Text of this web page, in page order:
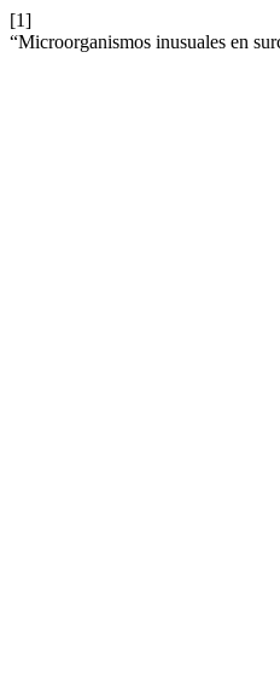
[1]
“Microorganismos inusuales en